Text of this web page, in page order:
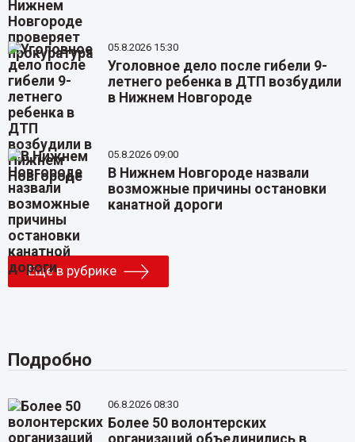
05.8.2026 15:30
Уголовное дело после гибели 9-
летнего ребенка в ДТП возбудили
в Нижнем Новгороде
05.8.2026 09:00
В Нижнем Новгороде назвали
возможные причины остановки
канатной дороги
Еще в рубрике
Подробно
06.8.2026 08:30
Более 50 волонтерских
организаций объединились в